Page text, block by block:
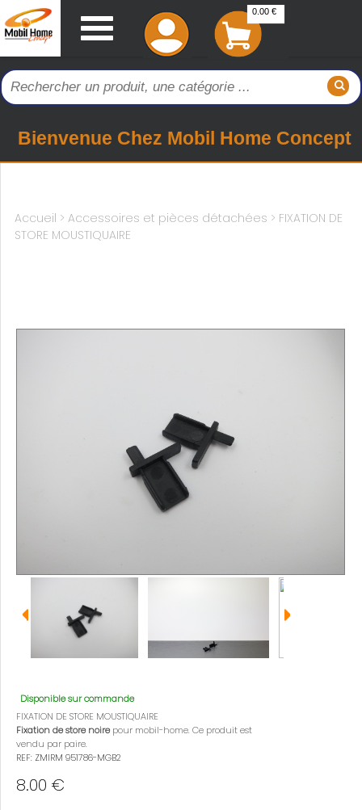
0.00 €
Bienvenue Chez Mobil Home Concept
Accueil > Accessoires et pièces détachées > FIXATION DE
STORE MOUSTIQUAIRE
Disponible sur commande
FIXATION DE STORE MOUSTIQUAIRE
Fixation de store noire pour mobil-home. Ce produit est
vendu par paire.
REF: ZMIRM 951786-MGB2
8.00 €